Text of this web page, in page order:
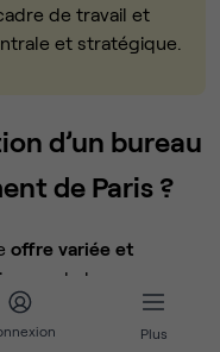
Plus
de travail et
et stratégique.
d’un bureau
de Paris ?
offre variée et
de loyers